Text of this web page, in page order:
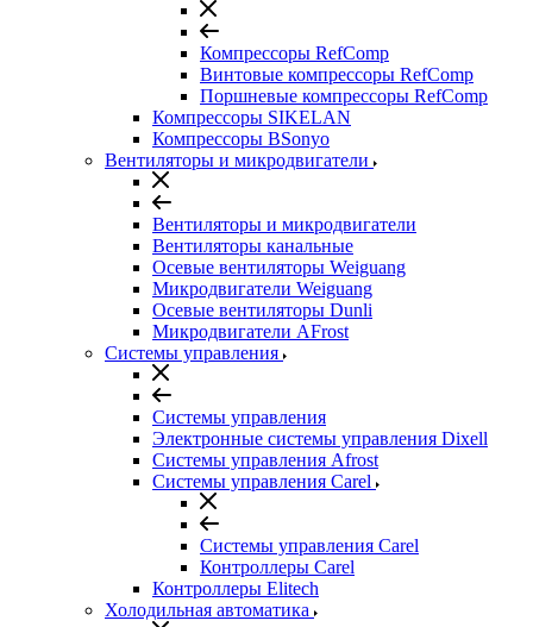
Компрессоры RefComp
Винтовые компрессоры RefComp
Поршневые компрессоры RefComp
Компрессоры SIKELAN
Компрессоры BSonyo
Вентиляторы и микродвигатели
Вентиляторы и микродвигатели
Вентиляторы канальные
Осевые вентиляторы Weiguang
Микродвигатели Weiguang
Осевые вентиляторы Dunli
Микродвигатели AFrost
Системы управления
Системы управления
Электронные системы управления Dixell
Системы управления Afrost
Системы управления Carel
Системы управления Carel
Контроллеры Carel
Контроллеры Elitech
Холодильная автоматика